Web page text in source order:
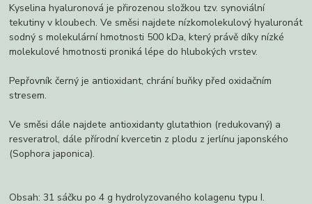
Kyselina hyaluronová je přirozenou složkou tzv. synoviální
tekutiny v kloubech. Ve směsi najdete nízkomolekulový hyaluronát
sodný s molekulární hmotnosti 500 kDa, který právě díky nízké
molekulové hmotnosti proniká lépe do hlubokých vrstev.
Pepřovník černý je antioxidant, chrání buňky před oxidačním
stresem.
Ve směsi dále najdete antioxidanty glutathion (redukovaný) a
resveratrol, dále přírodní kvercetin z plodu z jerlínu japonského
(Sophora japonica).
Obsah: 31 sáčku po 4 g hydrolyzovaného kolagenu typu I.